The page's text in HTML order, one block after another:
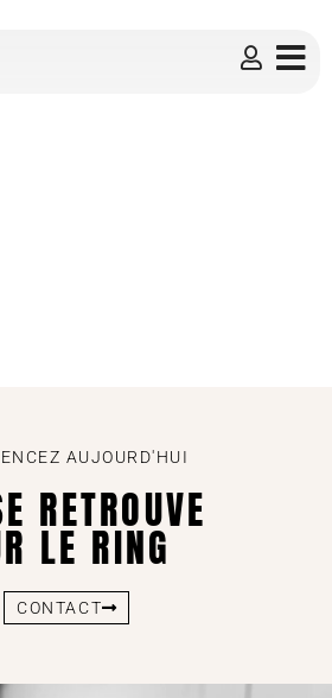
AUJOURD'HUI
RETROUVE
LE RING
CONTACT